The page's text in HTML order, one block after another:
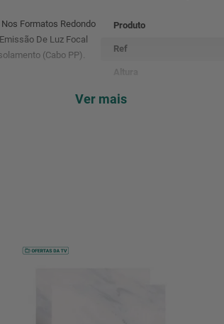
Formatos Redondo
De Luz Focal
(Cabo PP).
Produto
Ref
Largura
Ver mais